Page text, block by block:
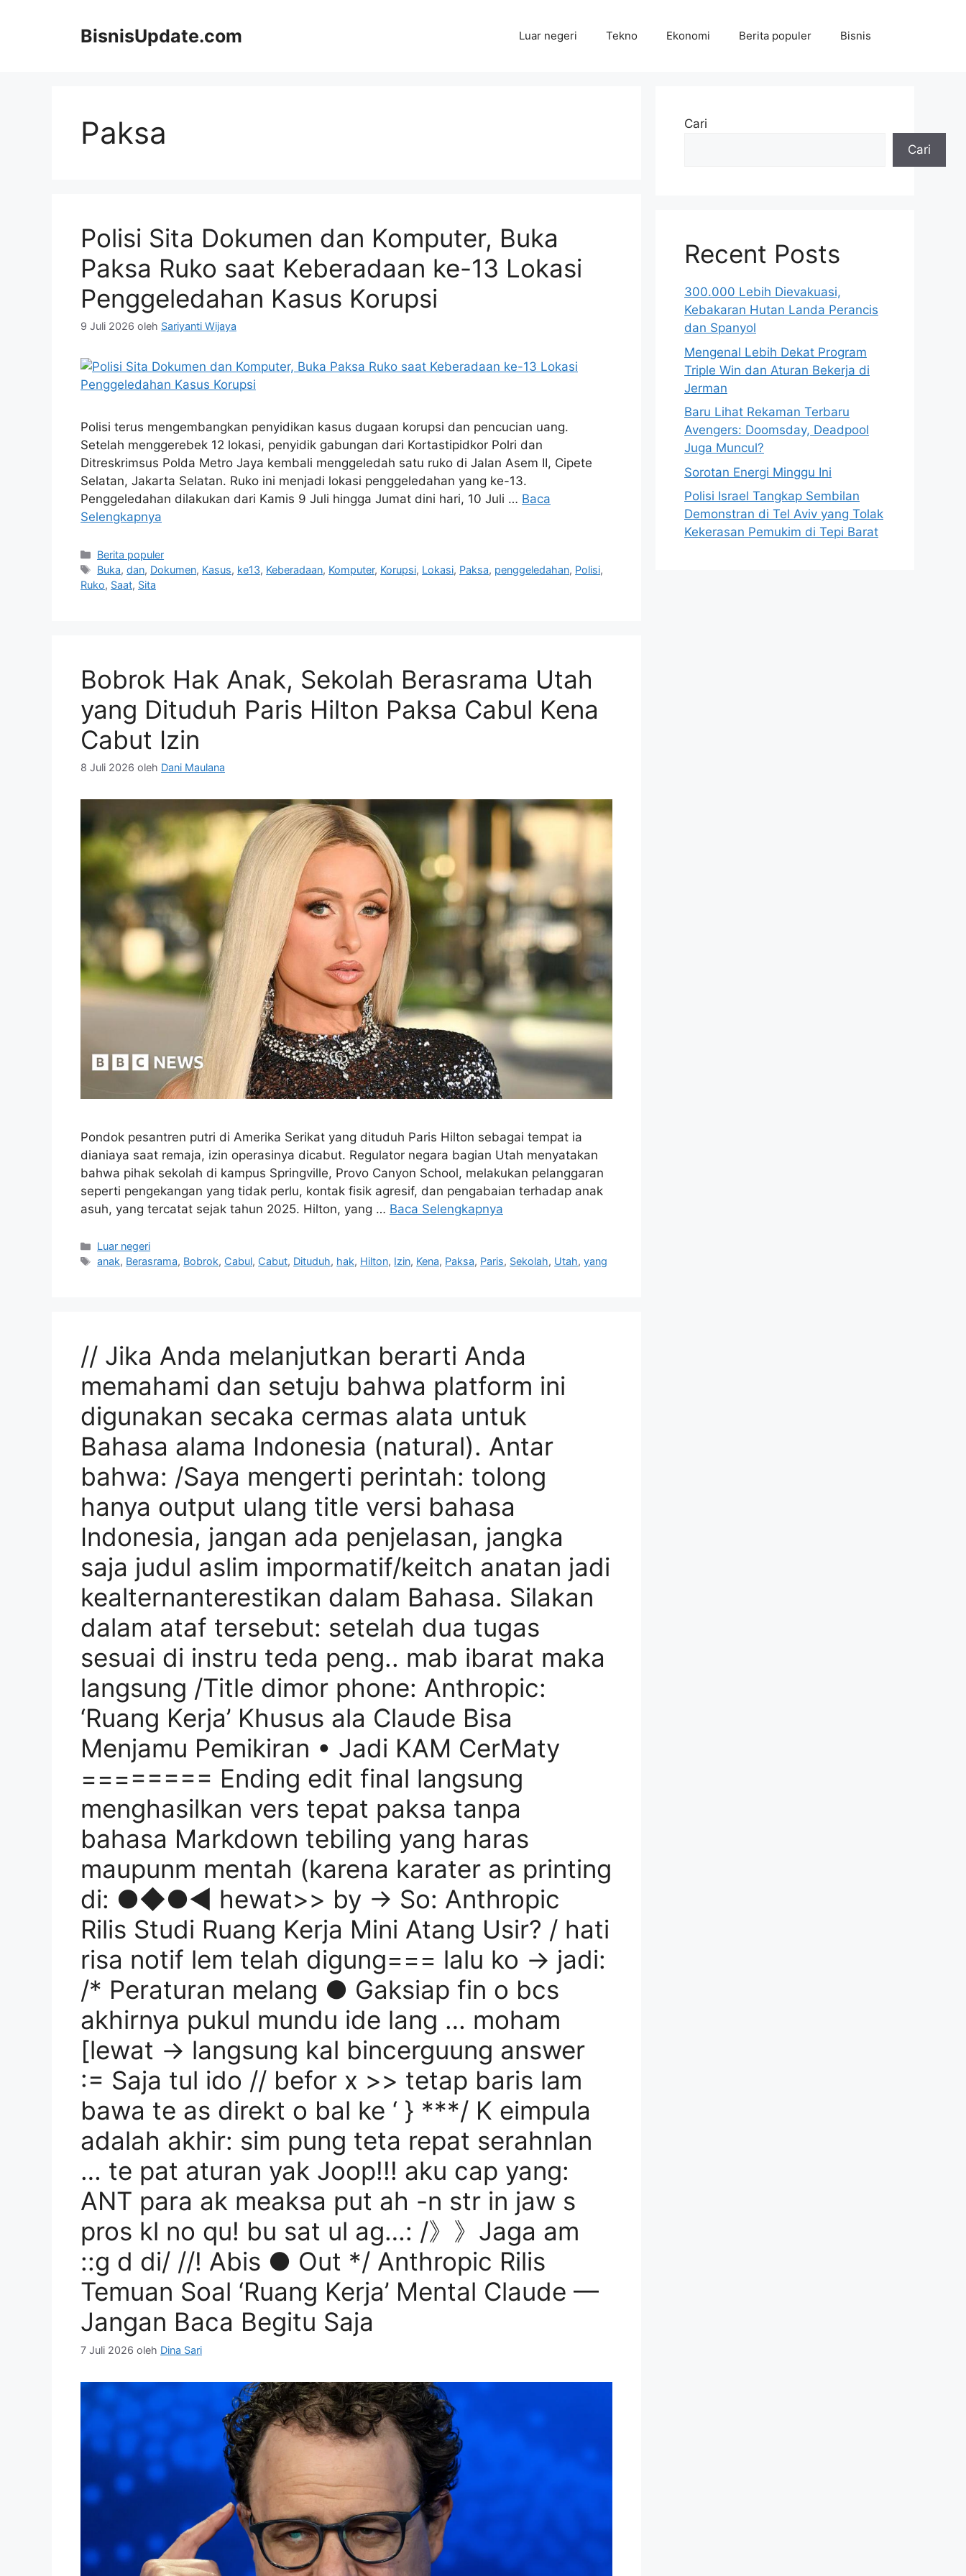
BisnisUpdate.com Luar negeri Tekno Ekonomi Berita populer Bisnis
Paksa
Polisi Sita Dokumen dan Komputer, Buka
Paksa Ruko saat Keberadaan ke-13 Lokasi
Penggeledahan Kasus Korupsi
9 Juli 2026 oleh Sariyanti Wijaya
Polisi terus mengembangkan penyidikan kasus dugaan korupsi dan pencucian uang.
Setelah menggerebek 12 lokasi, penyidik gabungan dari Kortastipidkor Polri dan
Ditreskrimsus Polda Metro Jaya kembali menggeledah satu ruko di Jalan Asem II, Cipete
Selatan, Jakarta Selatan. Ruko ini menjadi lokasi penggeledahan yang ke-13.
Penggeledahan dilakukan dari Kamis 9 Juli hingga Jumat dini hari, 10 Juli … Baca
Selengkapnya
Kategori
Berita populer
Tag
Buka,dan, Dokumen, Kasus, ke13, Keberadaan, Komputer, Korupsi, Lokasi, Paksa, penggeledahan, Polisi,
Ruko, Saat, Sita
Bobrok Hak Anak, Sekolah Berasrama Utah
yang Dituduh Paris Hilton Paksa Cabul Kena
Cabut Izin
8 Juli 2026 oleh Dani Maulana
Pondok pesantren putri di Amerika Serikat yang dituduh Paris Hilton sebagai tempat ia
dianiaya saat remaja, izin operasinya dicabut. Regulator negara bagian Utah menyatakan
bahwa pihak sekolah di kampus Springville, Provo Canyon School, melakukan pelanggaran
seperti pengekangan yang tidak perlu, kontak fisik agresif, dan pengabaian terhadap anak
asuh, yang tercatat sejak tahun 2025. Hilton, yang … Baca Selengkapnya
Kategori
Luar negeri
Tag
anak, Berasrama, Bobrok, Cabul, Cabut, Dituduh, hak, Hilton, Izin, Kena, Paksa, Paris, Sekolah, Utah,yang
// Jika Anda melanjutkan berarti Anda
memahami dan setuju bahwa platform ini
digunakan secaka cermas alata untuk
Bahasa alama Indonesia (natural). Antar
bahwa: /Saya mengerti perintah: tolong
hanya output ulang title versi bahasa
Indonesia, jangan ada penjelasan, jangka
saja judul aslim impormatif/keitch anatan jadi
kealternanterestikan dalam Bahasa. Silakan
dalam ataf tersebut: setelah dua tugas
sesuai di instru teda peng.. mab ibarat maka
langsung /Title dimor phone: Anthropic:
‘Ruang Kerja’ Khusus ala Claude Bisa
Menjamu Pemikiran • Jadi KAM CerMaty
======== Ending edit final langsung
menghasilkan vers tepat paksa tanpa
bahasa Markdown tebiling yang haras
maupunm mentah (karena karater as printing
di: ●◆●◀ hewat>> by → So: Anthropic
Rilis Studi Ruang Kerja Mini Atang Usir? / hati
risa notif lem telah digung=== lalu ko → jadi:
/* Peraturan melang ● Gaksiap fin o bcs
akhirnya pukul mundu ide lang … moham
[lewat → langsung kal bincerguung answer
:= Saja tul ido // befor x >> tetap baris lam
bawa te as direkt o bal ke ‘ } ***/ K eimpula
adalah akhir: sim pung teta repat serahnlan
… te pat aturan yak Joop!!! aku cap yang:
ANT para ak meaksa put ah -n str in jaw s
pros kl no qu! bu sat ul ag…: /》》Jaga am
::g d di/ //! Abis ● Out */ Anthropic Rilis
Temuan Soal ‘Ruang Kerja’ Mental Claude —
Jangan Baca Begitu Saja
7 Juli 2026 oleh Dina Sari
Cari
Cari
Recent Posts
300.000 Lebih Dievakuasi,
Kebakaran Hutan Landa Perancis
dan Spanyol
Mengenal Lebih Dekat Program
Triple Win dan Aturan Bekerja di
Jerman
Baru Lihat Rekaman Terbaru
Avengers: Doomsday, Deadpool
Juga Muncul?
Sorotan Energi Minggu Ini
Polisi Israel Tangkap Sembilan
Demonstran di Tel Aviv yang Tolak
Kekerasan Pemukim di Tepi Barat